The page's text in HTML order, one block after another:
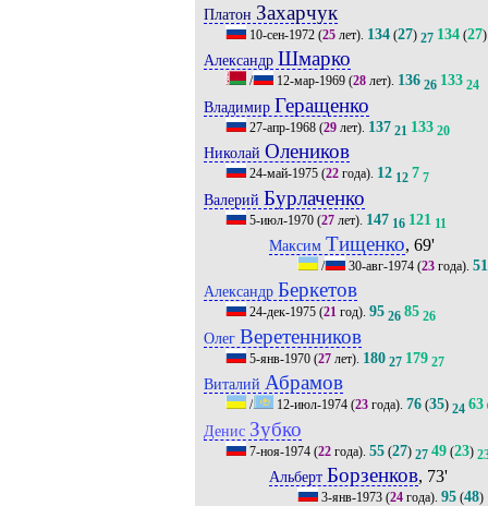
Платон Захарчук
10-сен-1972(25лет). 134(27) 27 134(27)
Александр Шмарко
/ 12-мар-1969(28лет). 136 26 133 24
Владимир Геращенко
27-апр-1968(29лет). 137 21 133 20
Николай Олеников
24-май-1975(22года). 12 12 7 7
Валерий Бурлаченко
5-июл-1970(27лет). 147 16 121 11
Максим Тищенко, 69'
/ 30-авг-1974 (23 года).51
Александр Беркетов
24-дек-1975(21год). 95 26 85 26
Олег Веретенников
5-янв-1970(27лет). 180 27 179 27
Виталий Абрамов
/ 12-июл-1974(23года). 76(35) 24 63
Денис Зубко
7-ноя-1974(22года). 55(27) 27 49(23)
Альберт Борзенков, 73'
3-янв-1973 (24 года).95 (48)